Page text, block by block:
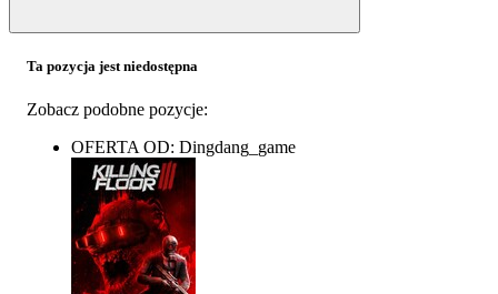
Ta pozycja jest niedostępna
Zobacz podobne pozycje:
OFERTA OD: Dingdang_game